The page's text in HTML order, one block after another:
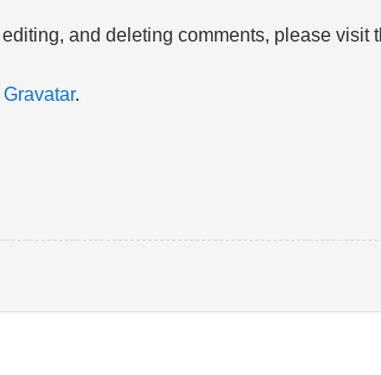
and deleting comments, please visit
Gravatar.